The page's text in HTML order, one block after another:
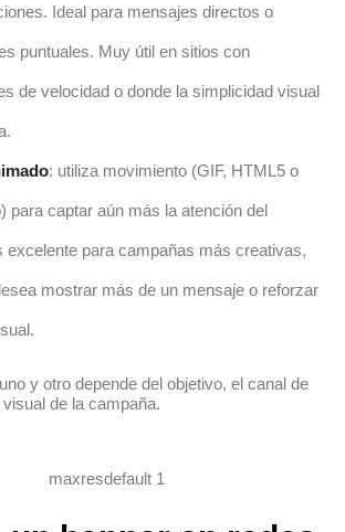
Ideal para mensajes directos o
puntuales. Muy útil en sitios con
de velocidad o donde la simplicidad visual
: utiliza movimiento (GIF, HTML5 o
para captar aún más la atención del
excelente para campañas más creativas,
mostrar más de un mensaje o reforzar
y otro depende del objetivo, el canal de
de la campaña.